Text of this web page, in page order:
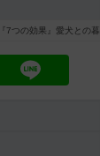
7つの効果』愛犬との